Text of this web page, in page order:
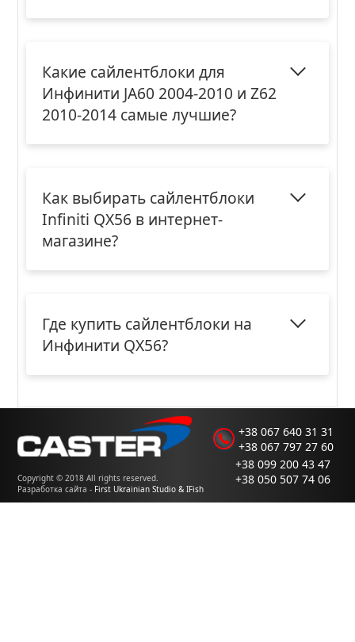
Какие сайлентблоки для
Инфинити JA60 2004-2010 и Z62
2010-2014 самые лучшие?
Как выбирать сайлентблоки
Infiniti QX56 в интернет-
магазине?
Где купить сайлентблоки на
Инфинити QX56?
Copyright © 2018 All rights reserved.
Разработка сайта - First Ukrainian Studio & IFish
+38 067 640 31 31
+38 067 797 27 60
+38 099 200 43 47
+38 050 507 74 06